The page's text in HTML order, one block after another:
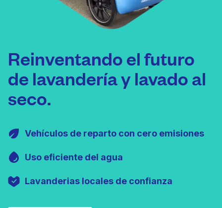
Reinventando el futuro
de lavandería y lavado al
seco.
Vehículos de reparto con cero emisiones
Uso eficiente del agua
Lavanderias locales de confianza